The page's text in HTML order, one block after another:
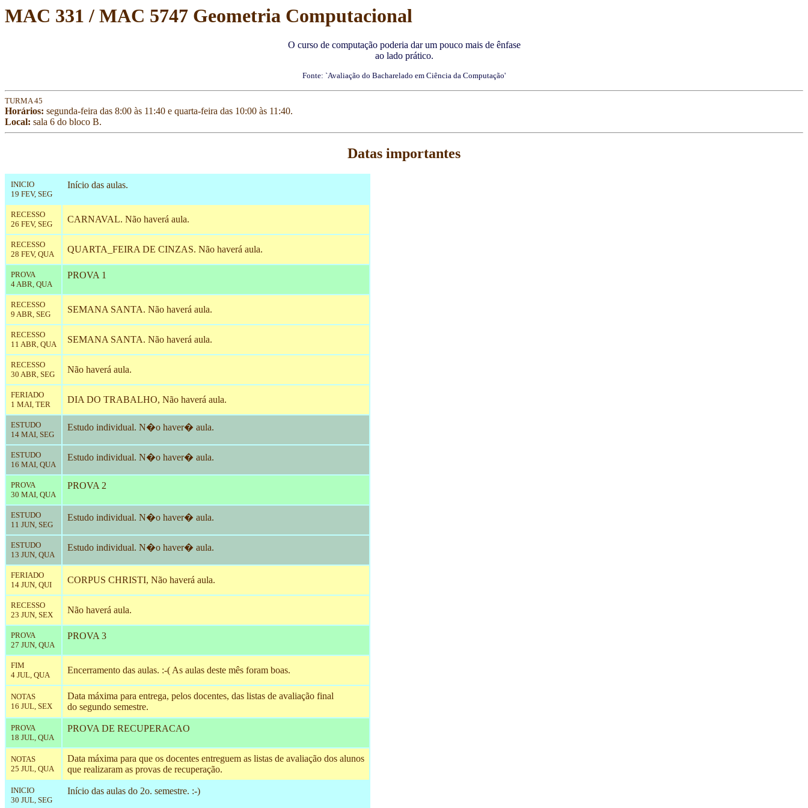
MAC 331 / MAC 5747 Geometria Computacional
O curso de computação poderia dar um pouco mais de ênfase
ao lado prático.
Fonte: `Avaliação do Bacharelado em Ciência da Computação'
TURMA 45
Horários: segunda-feira das 8:00 às 11:40 e quarta-feira das 10:00 às 11:40.
Local: sala 6 do bloco B.
Datas importantes
INICIO
19 FEV, SEG
Início das aulas.
RECESSO
26 FEV, SEG
CARNAVAL. Não haverá aula.
RECESSO
28 FEV, QUA
QUARTA_FEIRA DE CINZAS. Não haverá aula.
PROVA
4 ABR, QUA
PROVA 1
RECESSO
9 ABR, SEG
SEMANA SANTA. Não haverá aula.
RECESSO
11 ABR, QUA
SEMANA SANTA. Não haverá aula.
RECESSO
30 ABR, SEG
Não haverá aula.
FERIADO
1 MAI, TER
DIA DO TRABALHO, Não haverá aula.
ESTUDO
14 MAI, SEG
Estudo individual. N�o haver� aula.
ESTUDO
16 MAI, QUA
Estudo individual. N�o haver� aula.
PROVA
30 MAI, QUA
PROVA 2
ESTUDO
11 JUN, SEG
Estudo individual. N�o haver� aula.
ESTUDO
13 JUN, QUA
Estudo individual. N�o haver� aula.
FERIADO
14 JUN, QUI
CORPUS CHRISTI, Não haverá aula.
RECESSO
23 JUN, SEX
Não haverá aula.
PROVA
27 JUN, QUA
PROVA 3
FIM
4 JUL, QUA
Encerramento das aulas. :-( As aulas deste mês foram boas.
NOTAS
16 JUL, SEX
Data máxima para entrega, pelos docentes, das listas de avaliação final
do segundo semestre.
PROVA
18 JUL, QUA
PROVA DE RECUPERACAO
NOTAS
25 JUL, QUA
Data máxima para que os docentes entreguem as listas de avaliação dos alunos
que realizaram as provas de recuperação.
INICIO
30 JUL, SEG
Início das aulas do 2o. semestre. :-)